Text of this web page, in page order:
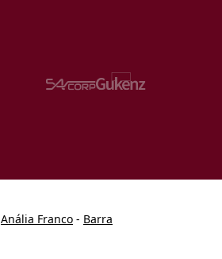
Anália Franco - Barra